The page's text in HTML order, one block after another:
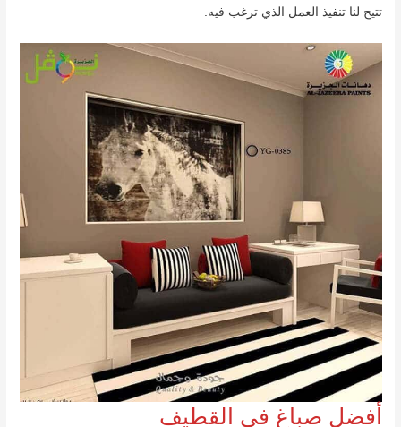
تتيح لنا تنفيذ العمل الذي ترغب فيه.
أفضل صباغ في القطيف